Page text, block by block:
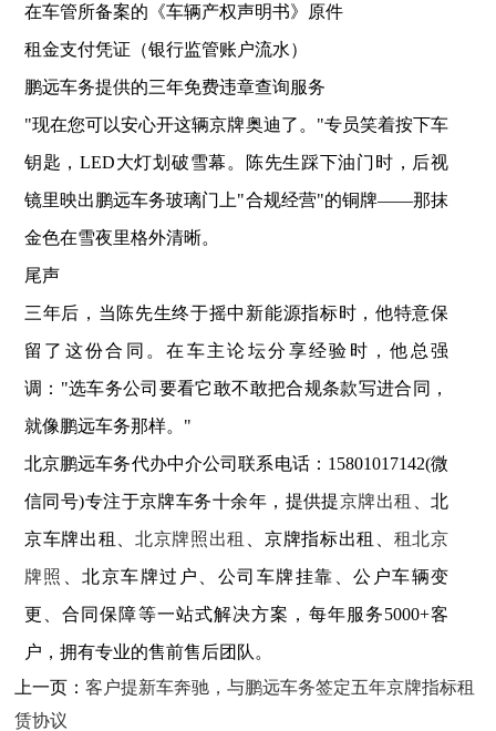
在车管所备案的《车辆产权声明书》原件
租金支付凭证（银行监管账户流水）
鹏远车务提供的三年免费违章查询服务
"现在您可以安心开这辆京牌奥迪了。"专员笑着按下车
钥匙，LED大灯划破雪幕。陈先生踩下油门时，后视
镜里映出鹏远车务玻璃门上"合规经营"的铜牌——那抹
金色在雪夜里格外清晰。
‌尾声‌
三年后，当陈先生终于摇中新能源指标时，他特意保
留了这份合同。在车主论坛分享经验时，他总强
调："选车务公司要看它敢不敢把合规条款写进合同，
就像鹏远车务那样。"
北京鹏远车务代办中介公司联系电话：15801017142(微
信同号)专注于京牌车务十余年，提供提京牌出租
、北
京车牌出租、北京牌照出租 、京牌指标出租、 租北京
牌照
、北京车牌过户、公司车牌挂靠、公户车辆变
更、合同保障等一站式解决方案，每年服务5000+客
户，拥有专业的售前售后团队。
上一页：客户提新车奔驰，与鹏远车务签定五年京牌指标租
赁协议